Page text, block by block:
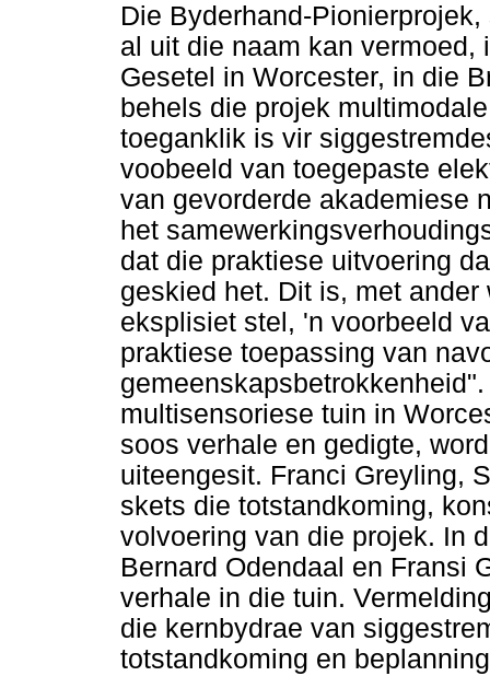
Die Byderhand-
al uit die naam kan vermoed,
Gesetel in Worcester, in die
behels die projek
toeganklik is vir
voobeeld van toegepaste
van gevorderde akademiese
het
dat die praktiese uitvoering
geskied het. Dit is, met
eksplisiet stel, 'n voorbeeld
praktiese toepassing van
multisensoriese tuin in
soos verhale en gedigte,
uiteengesit. Franci Greyling,
skets die totstandkoming,
volvoering van die projek. In
Bernard Odendaal en Fransi
verhale in die tuin.
die kernbydrae van
totstandkoming en